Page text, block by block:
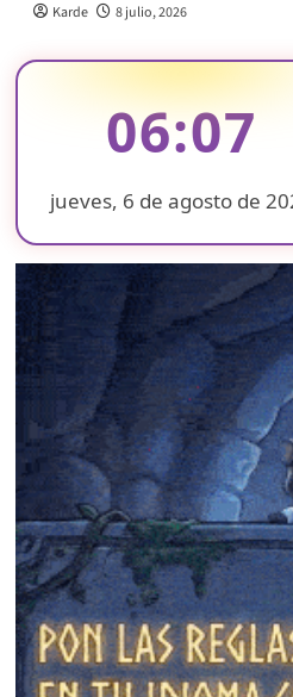
Karde 8 julio, 2026
06:07
jueves, 6 de agosto de
❄
❄
❄